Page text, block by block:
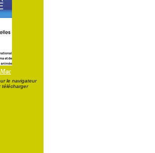
le navigateur
télécharger